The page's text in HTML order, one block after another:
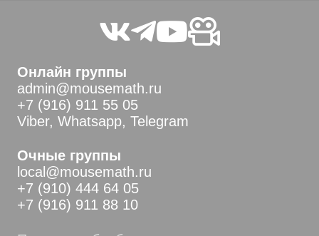
Онлайн группы
admin@mousemath.ru
+7 (916) 911 55 05
Viber, Whatsapp, Telegram
Очные группы
local@mousemath.ru
+7 (910) 444 64 05
+7 (916) 911 88 10